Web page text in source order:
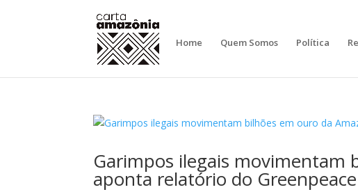
Home Quem Somos Política
Garimpos ilegais movimentam
aponta relatório do Greenpeace